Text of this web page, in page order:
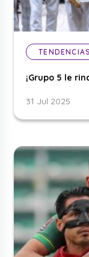
TENDENCIAS
¡Grupo 5 le
31 Jul 2025